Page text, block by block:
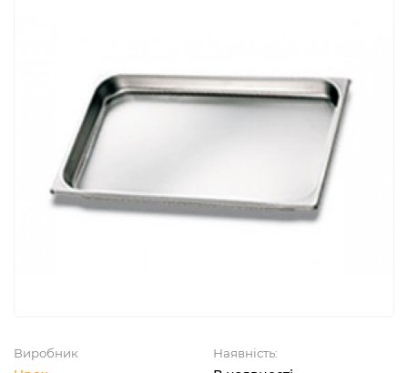
Виробник Наявність: